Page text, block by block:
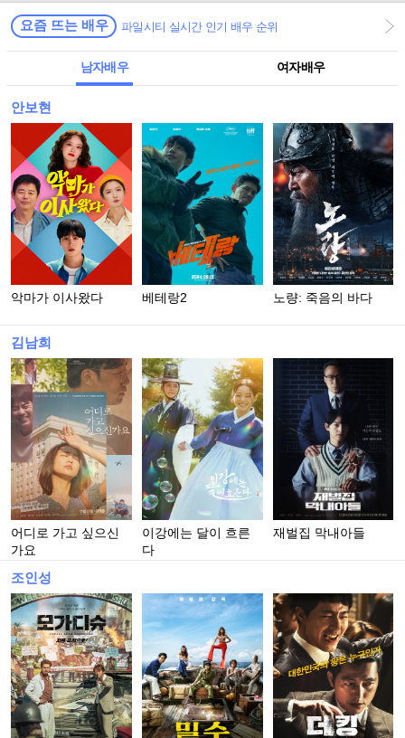
요즘 뜨는 배우 파일시티 실시간 인기 배우 순위
남자배우 여자배우
안보현
악마가 이사왔다 베테랑2 노량: 죽음의 바다
김남희
어디로 가고 싶으신
가요
이강에는 달이 흐른
다
재벌집 막내아들
조인성